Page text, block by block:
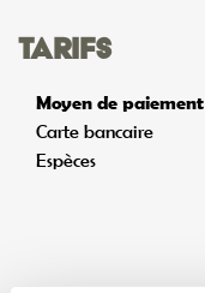
Tarifs
Moyen de paiement
Carte bancaire
Espèces